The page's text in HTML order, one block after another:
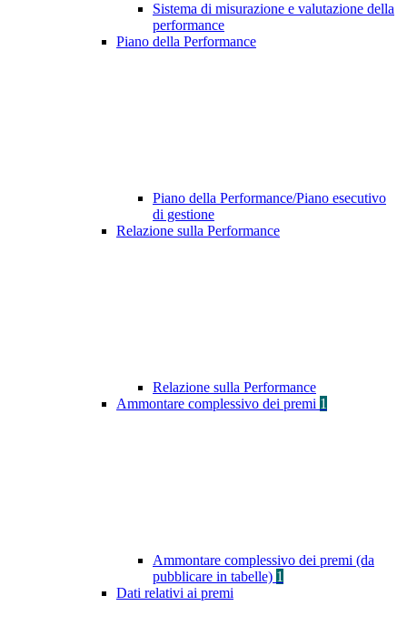
Sistema di misurazione e valutazione della
performance
Piano della Performance
Piano della Performance/Piano esecutivo
di gestione
Relazione sulla Performance
Relazione sulla Performance
Ammontare complessivo dei premi 1
Ammontare complessivo dei premi (da
pubblicare in tabelle) 1
Dati relativi ai premi